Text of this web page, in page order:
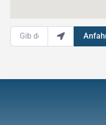
Gib deinen Standort ein.